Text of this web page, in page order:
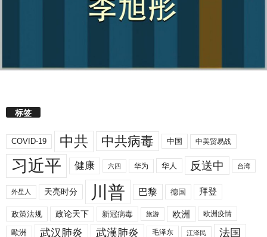
标签
COVID-19 中共 中共病毒 中国 中美贸易战
习近平 健康 六四 华为 华人 反送中 台湾
外星人 天亮时分 川普 巴黎 德国 拜登
政策法规 政论天下 新冠病毒 旅游 欧洲 欧洲疫情
歐洲 武汉肺炎 武漢肺炎 毛泽东 江泽民 法国